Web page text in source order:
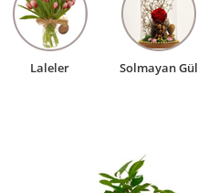
Laleler Solmayan Gül